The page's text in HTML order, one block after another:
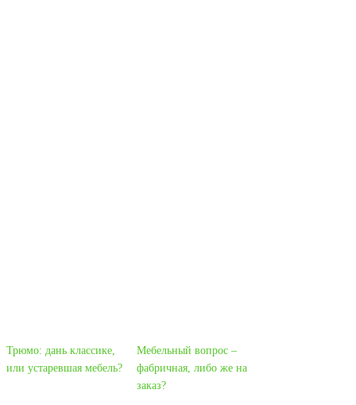
Трюмо: дань классике,
или устаревшая мебель?
Мебельный вопрос –
фабричная, либо же на
заказ?